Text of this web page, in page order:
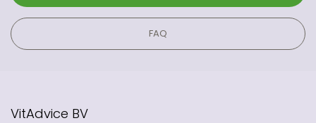
FAQ
VitAdvice BV